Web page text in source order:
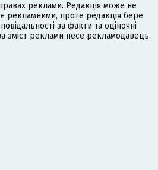
реклами. Редакція може не
рекламними, проте редакція бере
за факти та оціночні
зміст реклами несе рекламодавець.